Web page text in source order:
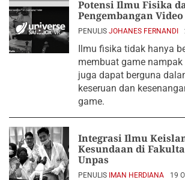
Potensi Ilmu Fisika
Pengembangan
PENULIS JOHANES FERNANDI
Ilmu fisika tidak hanya
membuat game
juga dapat berguna
keseruan dan
game.
Integrasi Ilmu
Kesundaan di
Unpas
PENULIS IMAN HERDIANA 19